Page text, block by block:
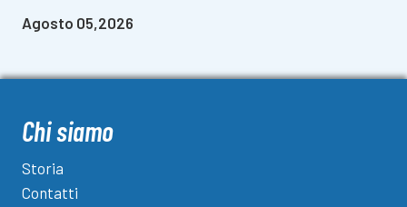
Agosto 05,2026
Chi siamo
Storia
Contatti